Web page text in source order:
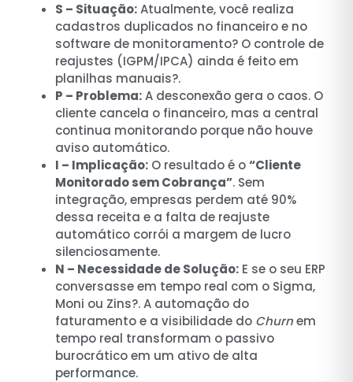
S – Situação:Atualmente, você realiza
cadastros duplicados no financeiro e no
software de monitoramento? O controle de
reajustes (IGPM/IPCA) ainda é feito em
planilhas manuais?.
P – Problema:A desconexão gera o caos. O
cliente cancela o financeiro, mas a central
continua monitorando porque não houve
aviso automático.
I – Implicação: O resultado é o“Cliente
Monitorado sem Cobrança”. Sem
integração, empresas perdem até 90%
dessa receita e a falta de reajuste
automático corrói a margem de lucro
silenciosamente.
N – Necessidade de Solução: E se o seu ERP
conversasse em tempo real com o Sigma,
Moni ou Zins?. A automação do
faturamento e a visibilidade do Churnem
tempo real transformam o passivo
burocrático em um ativo de alta
performance.